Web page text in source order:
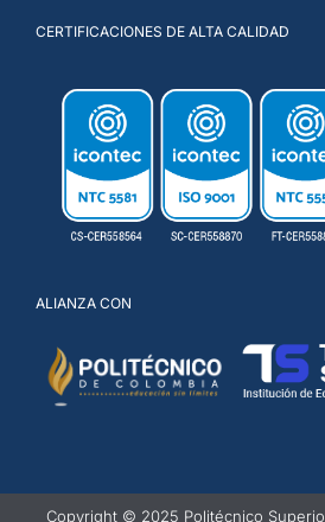
CERTIFICACIONES DE ALTA CALIDAD
ALIANZA CON
Copyright © 2025 Politécnico